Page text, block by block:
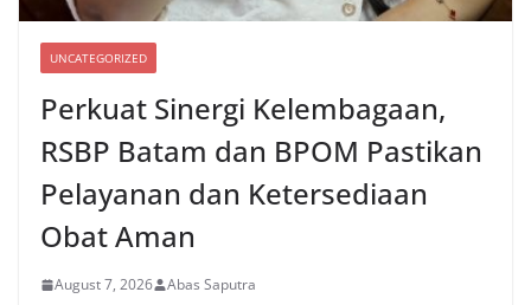
UNCATEGORIZED
Perkuat Sinergi Kelembagaan,
RSBP Batam dan BPOM Pastikan
Pelayanan dan Ketersediaan
Obat Aman
August 7, 2026 Abas Saputra